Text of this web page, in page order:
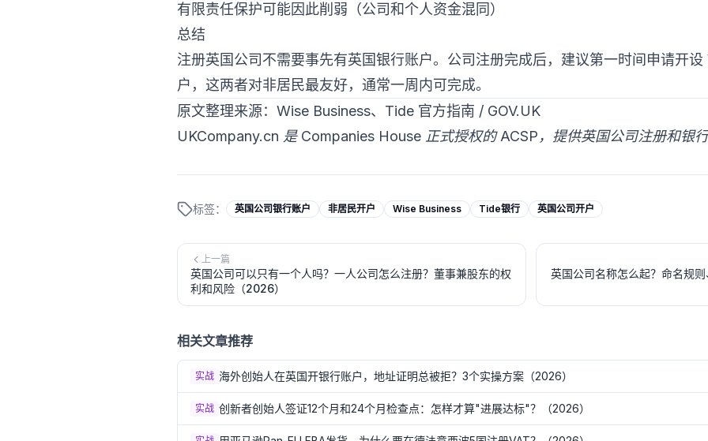
有限责任保护可能因此削弱（公司和个人资金混同）
总结
注册英国公司不需要事先有英国银行账户。公司注册完成后，建议第一时间申请开
户，这两者对非居民最友好，通常一周内可完成。
原文整理来源：Wise Business、Tide 官方指南 / GOV.UK
UKCompany.cn 是 Companies House 正式授权的 ACSP，提供英国公司注册和银
标签： 英国公司银行账户 非居民开户 Wise Business Tide银行 英国公司开户
上一篇
英国公司可以只有一个人吗？一人公司怎么注册？董事兼股东的权
利和风险（2026）
英国公司名称怎么起？命名规
相关文章推荐
实战 海外创始人在英国开银行账户，地址证明总被拒？3个实操方案（2026）
实战 创新者创始人签证12个月和24个月检查点：怎样才算"进展达标"？（2026）